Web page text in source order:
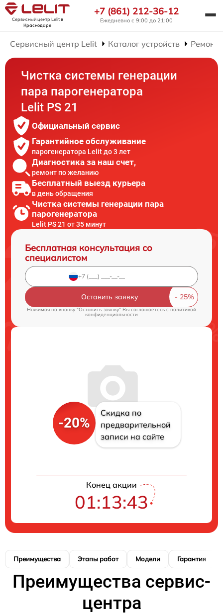
Сервисный центр Lelitв
Краснодаре
+7 (861) 212-36-12
Ежедневно с 9:00 до 21:00
Сервисный центр Lelit Каталог устройств Ремонт
Чистка системы генерации
пара парогенератора
Lelit PS 21
Официальный сервис
Гарантийное обслуживание
парогенератора Lelit до 3 лет
Диагностика за наш счет,
ремонт по желанию
Бесплатный выезд курьера
в день обращения
Чистка системы генерации пара
парогенератора
Lelit PS 21 от 35 минут
Бесплатная консультация со
специалистом
Оставить заявку
Нажимая на кнопку "Оставить заявку" Вы соглашаетесь cполитикой
конфиденциальности
-20%
Скидка по
предварительной
записи на сайте
Конец акции
01:13:42
Преимущества Этапы работ Модели Гарантия
Преимущества сервис-
центра